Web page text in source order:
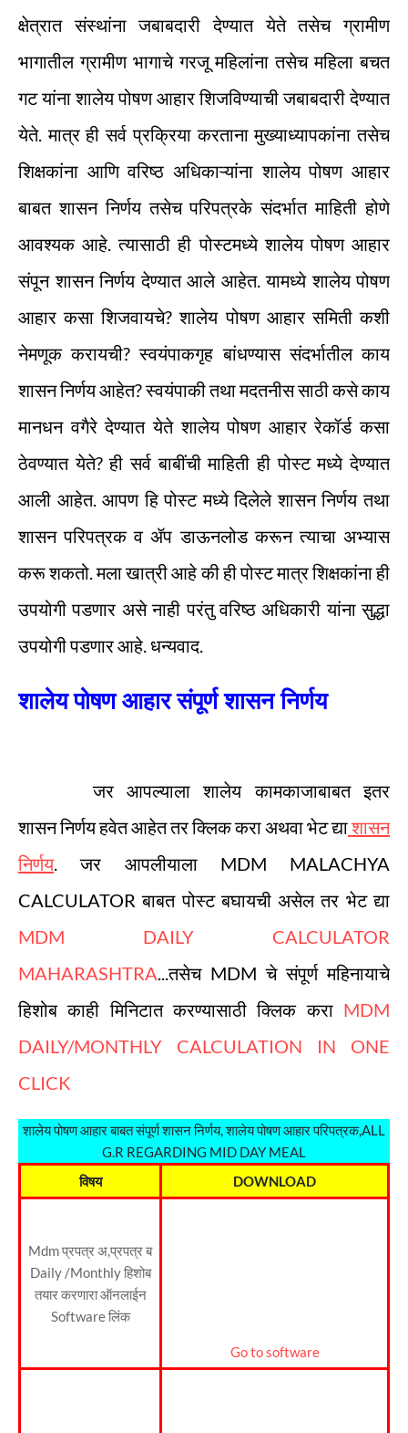
क्षेत्रात संस्थांना जबाबदारी देण्यात येते तसेच ग्रामीण
भागातील ग्रामीण भागाचे गरजू महिलांना तसेच महिला बचत
गट यांना शालेय पोषण आहार शिजविण्याची जबाबदारी देण्यात
येते. मात्र ही सर्व प्रक्रिया करताना मुख्याध्यापकांना तसेच
शिक्षकांना आणि वरिष्ठ अधिकाऱ्यांना शालेय पोषण आहार
बाबत शासन निर्णय तसेच परिपत्रके संदर्भात माहिती होणे
आवश्यक आहे. त्यासाठी ही पोस्टमध्ये शालेय पोषण आहार
संपून शासन निर्णय देण्यात आले आहेत. यामध्ये शालेय पोषण
आहार कसा शिजवायचे? शालेय पोषण आहार समिती कशी
नेमणूक करायची? स्वयंपाकगृह बांधण्यास संदर्भातील काय
शासन निर्णय आहेत? स्वयंपाकी तथा मदतनीस साठी कसे काय
मानधन वगैरे देण्यात येते शालेय पोषण आहार रेकॉर्ड कसा
ठेवण्यात येते? ही सर्व बाबींची माहिती ही पोस्ट मध्ये देण्यात
आली आहेत. आपण हि पोस्ट मध्ये दिलेले शासन निर्णय तथा
शासन परिपत्रक व ॲप डाऊनलोड करून त्याचा अभ्यास
करू शकतो. मला खात्री आहे की ही पोस्ट मात्र शिक्षकांना ही
उपयोगी पडणार असे नाही परंतु वरिष्ठ अधिकारी यांना सुद्धा
उपयोगी पडणार आहे. धन्यवाद.
शालेय पोषण आहार संपूर्ण शासन निर्णय
जर आपल्याला शालेय कामकाजाबाबत इतर
शासन निर्णय हवेत आहेत तर क्लिक करा अथवा भेट द्याशासन
निर्णय. जर आपलीयाला MDM MALACHYA
CALCULATOR बाबत पोस्ट बघायची असेल तर भेट द्या
MDM DAILY CALCULATOR
MAHARASHTRA...तसेच MDM चे संपूर्ण महिनायाचे
हिशोब काही मिनिटात करण्यासाठी क्लिक करा MDM
DAILY/MONTHLY CALCULATION IN ONE
CLICK
शालेय पोषण आहार बाबत संपूर्ण शासन निर्णय, शालेय पोषण आहार परिपत्रक,ALL
G.R REGARDING MID DAY MEAL
विषय
DOWNLOAD
Mdm प्रपत्र अ,प्रपत्र ब
Daily /Monthly हिशोब
तयार करणारा ऑनलाईन
Software लिंक
Go to software